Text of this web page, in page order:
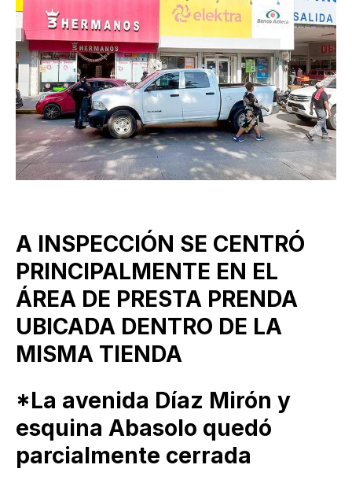
A INSPECCIÓN SE CENTRÓ
PRINCIPALMENTE EN EL
ÁREA DE PRESTA PRENDA
UBICADA DENTRO DE LA
MISMA TIENDA
*La avenida Díaz Mirón y
esquina Abasolo quedó
parcialmente cerrada